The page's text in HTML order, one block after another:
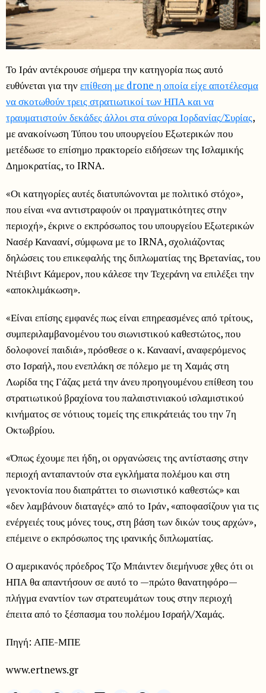
Το Ιράν αντέκρουσε σήμερα την κατηγορία πως αυτό
ευθύνεται για τηνεπίθεση με drone η οποία είχε αποτέλεσμα
να σκοτωθούν τρεις στρατιωτικοί των ΗΠΑ και να
τραυματιστούν δεκάδες άλλοι στα σύνορα Ιορδανίας/Συρίας,
με ανακοίνωση Τύπου του υπουργείου Εξωτερικών που
μετέδωσε το επίσημο πρακτορείο ειδήσεων της Ισλαμικής
Δημοκρατίας, το IRNA.
«Οι κατηγορίες αυτές διατυπώνονται με πολιτικό στόχο»,
που είναι «να αντιστραφούν οι πραγματικότητες στην
περιοχή», έκρινε ο εκπρόσωπος του υπουργείου Εξωτερικών
Νασέρ Καναανί, σύμφωνα με το IRNA, σχολιάζοντας
δηλώσεις του επικεφαλής της διπλωματίας της Βρετανίας, του
Ντέιβιντ Κάμερον, που κάλεσε την Τεχεράνη να επιλέξει την
«αποκλιμάκωση».
«Είναι επίσης εμφανές πως είναι επηρεασμένες από τρίτους,
συμπεριλαμβανομένου του σιωνιστικού καθεστώτος, που
δολοφονεί παιδιά», πρόσθεσε ο κ. Καναανί, αναφερόμενος
στο Ισραήλ, που ενεπλάκη σε πόλεμο με τη Χαμάς στη
Λωρίδα της Γάζας μετά την άνευ προηγουμένου επίθεση του
στρατιωτικού βραχίονα του παλαιστινιακού ισλαμιστικού
κινήματος σε νότιους τομείς της επικράτειάς του την 7η
Οκτωβρίου.
«Όπως έχουμε πει ήδη, οι οργανώσεις της αντίστασης στην
περιοχή ανταπαντούν στα εγκλήματα πολέμου και στη
γενοκτονία που διαπράττει το σιωνιστικό καθεστώς» και
«δεν λαμβάνουν διαταγές» από το Ιράν, «αποφασίζουν για τις
ενέργειές τους μόνες τους, στη βάση των δικών τους αρχών»,
επέμεινε ο εκπρόσωπος της ιρανικής διπλωματίας.
Ο αμερικανός πρόεδρος Τζο Μπάιντεν διεμήνυσε χθες ότι οι
ΗΠΑ θα απαντήσουν σε αυτό το —πρώτο θανατηφόρο—
πλήγμα εναντίον των στρατευμάτων τους στην περιοχή
έπειτα από το ξέσπασμα του πολέμου Ισραήλ/Χαμάς.
Πηγή: ΑΠΕ-ΜΠΕ
www.ertnews.gr